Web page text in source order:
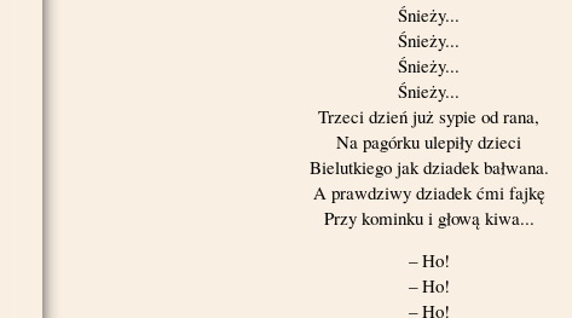
Śnieży...
Śnieży...
Śnieży...
Śnieży...
Trzeci dzień już sypie od rana,
Na pagórku ulepiły dzieci
Bielutkiego jak dziadek bałwana.
A prawdziwy dziadek ćmi fajkę
Przy kominku i głową kiwa...
– Ho!
– Ho!
– Ho!